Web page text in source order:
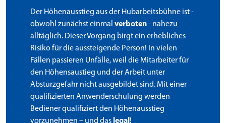
Der Höhenausstieg aus der Hubarbeitsbühne ist -
obwohl zunächst einmal verboten- nahezu
alltäglich. Dieser Vorgang birgt ein erhebliches
Risiko für die aussteigende Person! In vielen
Fällen passieren Unfälle, weil die Mitarbeiter für
den Höhensaustieg und der Arbeit unter
Absturzgefahr nicht ausgebildet sind. Mit einer
qualifizierten Anwenderschulung werden
Bediener qualifiziert den Höhenausstieg
vorzunehmen – und das legal!